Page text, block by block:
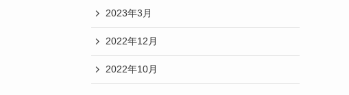
2023年3月
2022年12月
2022年10月